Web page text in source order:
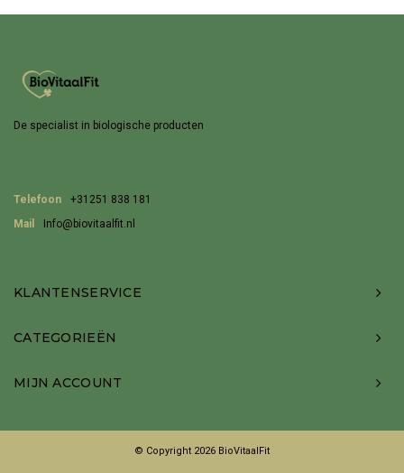
De specialist in biologische producten
Telefoon
+31251 838 181
Mail
Info@biovitaalfit.nl
KLANTENSERVICE
CATEGORIEËN
MIJN ACCOUNT
© Copyright 2026 BioVitaalFit